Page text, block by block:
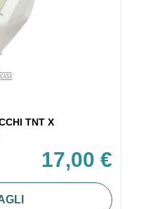
TNT X
17,00 €